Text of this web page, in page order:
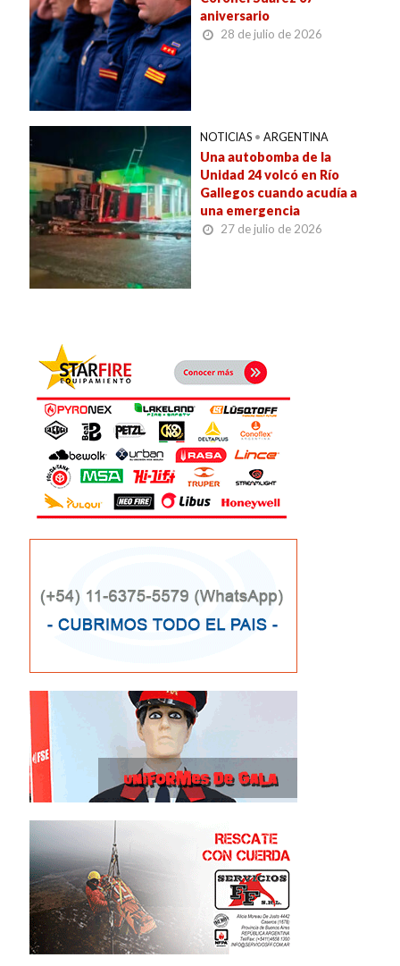
aniversario
28 de julio de 2026
NOTICIAS • ARGENTINA
Una autobomba de la
Unidad 24 volcó en Río
Gallegos cuando acudía a
una emergencia
27 de julio de 2026